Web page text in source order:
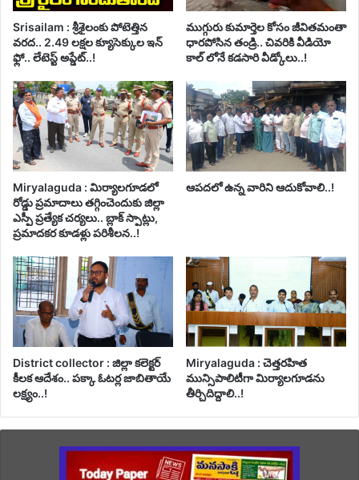
Srisailam : శ్రీశైలంకు పోటెత్తిన
వరద.. 2.49 లక్షల క్యూసెక్కుల ఇన్
ఫ్లో.. లేటెస్ట్ అప్డేట్..!
ముగ్గురు కుమార్తెల కోసం జీవితమంతా
ధారపోసిన తండ్రి.. చివరికి వీడియో
కాల్ లోనే కడసారి వీడ్కోలు..!
Miryalaguda : మిర్యాలగూడలో
రోడ్డు ప్రమాదాలు తగ్గించెందుకు జిల్లా
ఎస్పీ ప్రత్యేక చర్యలు.. బ్లాక్ స్పాట్లు,
ప్రమాదకర కూడళ్లు పరిశీలన..!
ఆపదలో ఉన్న వారిని ఆదుకోవాలి..!
District collector : జిల్లా కలెక్టర్
కీలక ఆదేశం.. పక్కా ఓటర్ల జాబితాయే
లక్ష్యం..!
Miryalaguda : చెత్తరహిత
మున్సిపాలిటీగా మిర్యాలగూడను
తీర్చిదిద్దాలి..!